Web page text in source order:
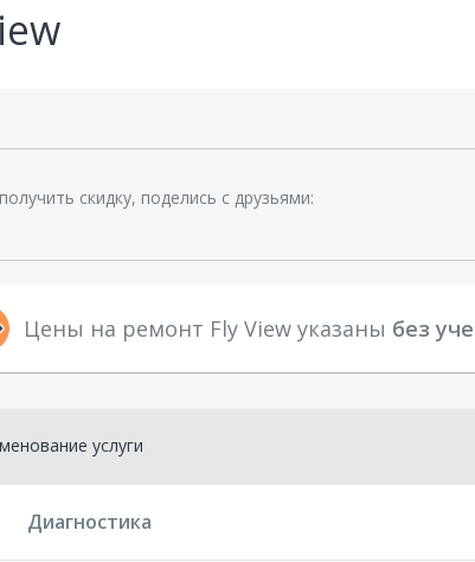
скидку, поделись с друзьями:
Цены на ремонт Fly View указаны без
услуги
Диагностика